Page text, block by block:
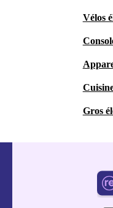
Vélos
Gros